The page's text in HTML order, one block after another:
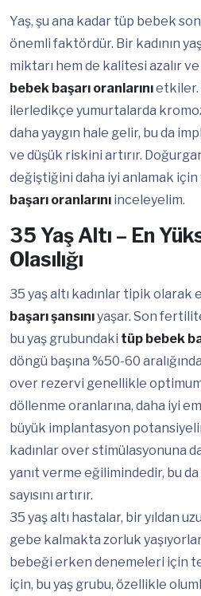
Yaş, şu ana kadar tüp bebek
önemli faktördür. Bir kadının
miktarı hem de kalitesi azalır
bebek başarı oranlarınıetkiler.
ilerledikçe yumurtalarda
daha yaygın hale gelir, bu da
ve düşük riskini artırır.
değiştiğini daha iyi anlamak için
başarı oranlarını inceleyelim.
35 Yaş Altı – En
Olasılığı
35 yaş altı kadınlar tipik olarak
başarı şansınıyaşar. Son
bu yaş grubundaki tüp bebek
döngü başına %50-60
over rezervi genellikle
döllenme oranlarına, daha iyi
büyük implantasyon
kadınlar over stimülasyonuna
yanıt verme eğilimindedir, bu
sayısını artırır.
35 yaş altı hastalar, bir yıldan
gebe kalmakta zorluk
bebeği erken denemeleri için
için, bu yaş grubu, özellikle